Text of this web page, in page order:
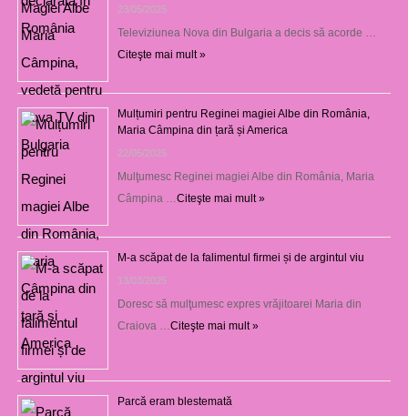
23/05/2025
Televiziunea Nova din Bulgaria a decis să acorde …
Citeşte mai mult »
Mulțumiri pentru Reginei magiei Albe din România,
Maria Câmpina din țară și America
22/05/2025
Mulţumesc Reginei magiei Albe din România, Maria
Câmpina … Citeşte mai mult »
M-a scăpat de la falimentul firmei și de argintul viu
13/03/2025
Doresc să mulţumesc expres vrăjitoarei Maria din
Craiova … Citeşte mai mult »
Parcă eram blestemată